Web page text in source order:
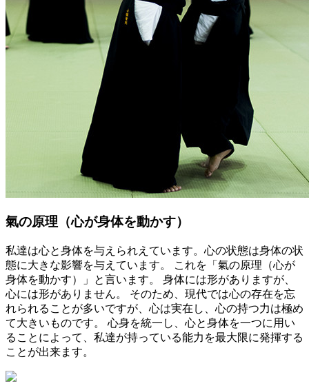
氣の原理（心が身体を動かす）
私達は心と身体を与えられえています。心の状態は身体の状
態に大きな影響を与えています。 これを「氣の原理（心が
身体を動かす）」と言います。 身体には形がありますが、
心には形がありません。 そのため、現代では心の存在を忘
れられることが多いですが、心は実在し、心の持つ力は極め
て大きいものです。 心身を統一し、心と身体を一つに用い
ることによって、私達が持っている能力を最大限に発揮する
ことが出来ます。